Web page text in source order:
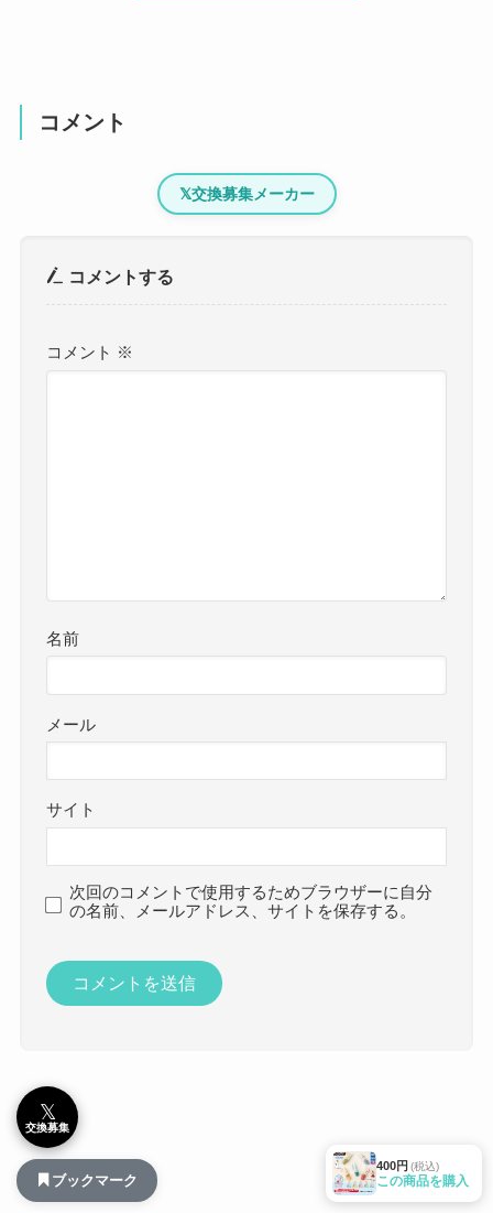
コメント
𝕏交換募集メーカー
コメントする
コメント ※
名前
メール
サイト
次回のコメントで使用するためブラウザーに自分
の名前、メールアドレス、サイトを保存する。
400円 (税込)
この商品を購入
𝕏
交換募集
ブックマーク